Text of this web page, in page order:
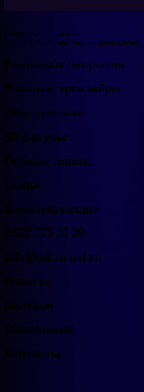
Резиновые покрытия:
производство, монтаж, сопровождение.
Резиновые покрытия
Уличные тренажёры
Оборудование
3D фигуры
Готовые линии
Сырьё
Комплектующие
8 927 775 55 39
info@mitra-pol.ru
Новости
Дилерам
О компании
Контакты